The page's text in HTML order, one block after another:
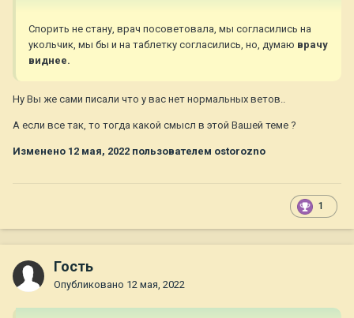
Спорить не стану, врач посоветовала, мы согласились на
укольчик, мы бы и на таблетку согласились, но, думаю врачу
виднее.
Ну Вы же сами писали что у вас нет нормальных ветов..
А если все так, то тогда какой смысл в этой Вашей теме ?
Изменено 12 мая, 2022 пользователем ostorozno
1
Гость
Опубликовано 12 мая, 2022